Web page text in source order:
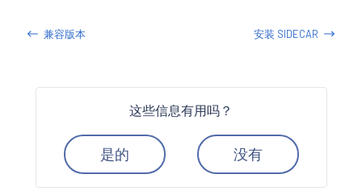
兼容版本 安装 SIDECAR
这些信息有用吗？
是的 没有